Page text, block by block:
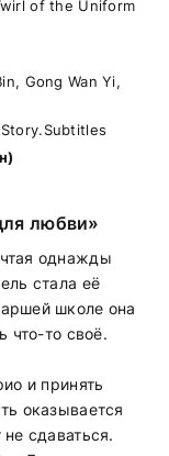
of the Uniform
Gong Wan Yi,
любви»
однажды
стала её
школе она
что-то своё.
и принять
оказывается
сдаваться.